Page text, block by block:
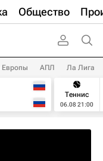
Общество
Европы АПЛ Ла Лига
Теннис
06.08 21:00